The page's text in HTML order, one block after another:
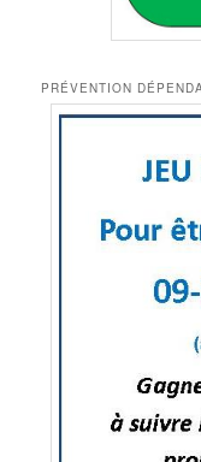
PRÉVENTION